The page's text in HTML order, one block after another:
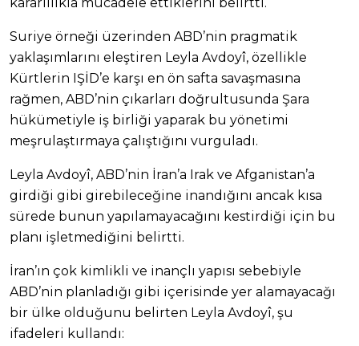
Suriye örneği üzerinden ABD’nin pragmatik
yaklaşımlarını eleştiren Leyla Avdoyî, özellikle
Kürtlerin IŞİD’e karşı en ön safta savaşmasına
rağmen, ABD’nin çıkarları doğrultusunda Şara
hükümetiyle iş birliği yaparak bu yönetimi
meşrulaştırmaya çalıştığını vurguladı.
Leyla Avdoyî, ABD’nin İran’a Irak ve Afganistan’a
girdiği gibi girebileceğine inandığını ancak kısa
sürede bunun yapılamayacağını kestirdiği için bu
planı işletmediğini belirtti.
İran’ın çok kimlikli ve inançlı yapısı sebebiyle
ABD’nin planladığı gibi içerisinde yer alamayacağı
bir ülke olduğunu belirten Leyla Avdoyî, şu
ifadeleri kullandı: